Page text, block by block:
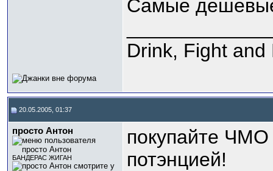
Самые
Drink, Fight and
20.05.2005, 01:37
просто Антон
БАНДЕРАС ЖИГАН
покупайте ЧМО
потэнцией!